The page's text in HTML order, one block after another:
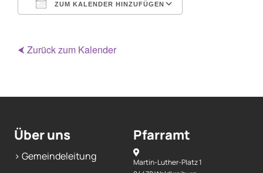
ZUM KALENDER HINZUFÜGEN
⮜ Zurück zum Kalender
Über uns
> Gemeindeleitung
Pfarramt
Martin-Luther-Platz 1